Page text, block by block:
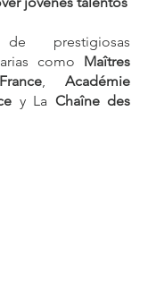
prestigiosas
como Maîtres
,Académie
y La Chaîne des